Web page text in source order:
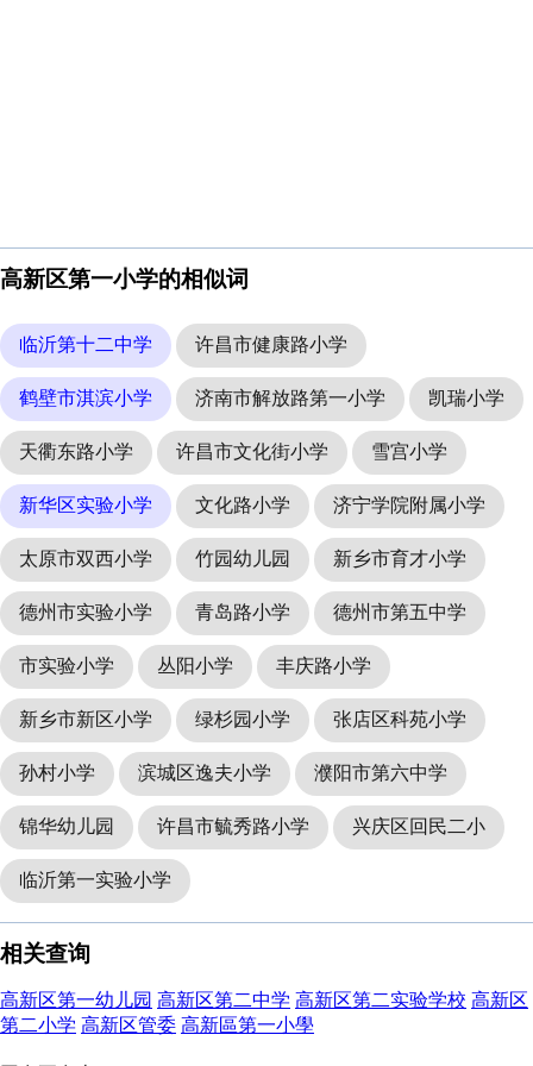
高新区第一小学的相似词
临沂第十二中学 许昌市健康路小学
鹤壁市淇滨小学 济南市解放路第一小学 凯瑞小学
天衢东路小学 许昌市文化街小学 雪宫小学
新华区实验小学 文化路小学 济宁学院附属小学
太原市双西小学 竹园幼儿园 新乡市育才小学
德州市实验小学 青岛路小学 德州市第五中学
市实验小学 丛阳小学 丰庆路小学
新乡市新区小学 绿杉园小学 张店区科苑小学
孙村小学 滨城区逸夫小学 濮阳市第六中学
锦华幼儿园 许昌市毓秀路小学 兴庆区回民二小
临沂第一实验小学
相关查询
高新区第一幼儿园 高新区第二中学 高新区第二实验学校 高新区
第二小学 高新区管委 高新區第一小學